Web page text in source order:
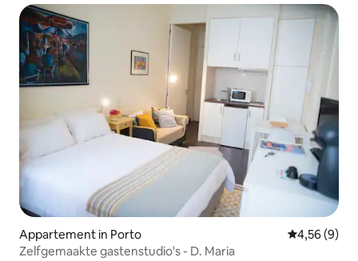
Appartement in Porto Gemiddelde
4,56 (9)
Zelfgemaakte gastenstudio's - D. Maria